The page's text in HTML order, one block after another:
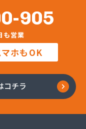
905
も営業
マホもOK
コチラ